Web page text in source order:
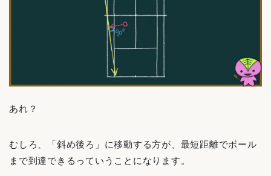
あれ？
むしろ、「斜め後ろ」に移動する方が、最短距離でボール
まで到達できるっていうことになります。